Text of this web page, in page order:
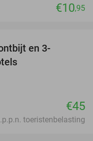
€10,95
en 3-
€45
toeristenbelasting